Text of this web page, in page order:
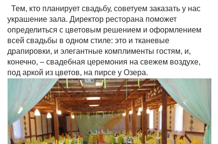
Тем, кто планирует свадьбу, советуем заказать у нас
украшение зала. Директор ресторана поможет
определиться с цветовым решением и оформлением
всей свадьбы в одном стиле: это и тканевые
драпировки, и элегантные комплименты гостям, и,
конечно, – свадебная церемония на свежем воздухе,
под аркой из цветов, на пирсе у Озера.